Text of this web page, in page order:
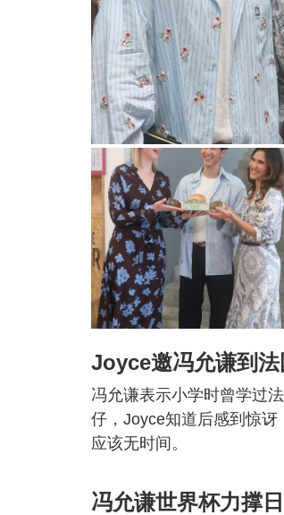
Joyce邀冯允谦到法
冯允谦表示小学时曾学过
仔，Joyce知道后感到惊
应该无时间。
冯允谦世界杯力撑